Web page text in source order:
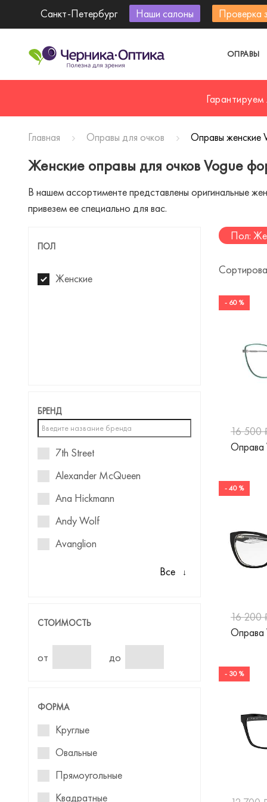
Санкт-Петербург Наши салоны Проверка
ОПРАВЫ
Главная Оправы для очков Оправы женские
Женские оправы для очков Vogue
В нашем ассортименте представлены оригинальные
привезем ее специально для вас.
ПОЛ
Женские
БРЕНД
7th Street
Alexander McQueen
Ana Hickmann
Andy Wolf
Avanglion
Baldinini
Boss
Boss Orange
Bulget
BVLGARI
Все
СТОИМОСТЬ
от до
ФОРМА
Круглые
Овальные
Прямоугольные
Квадратные
Пол:
- 60 %
16 500
Оправа
- 40 %
16 200
Оправа
- 30 %